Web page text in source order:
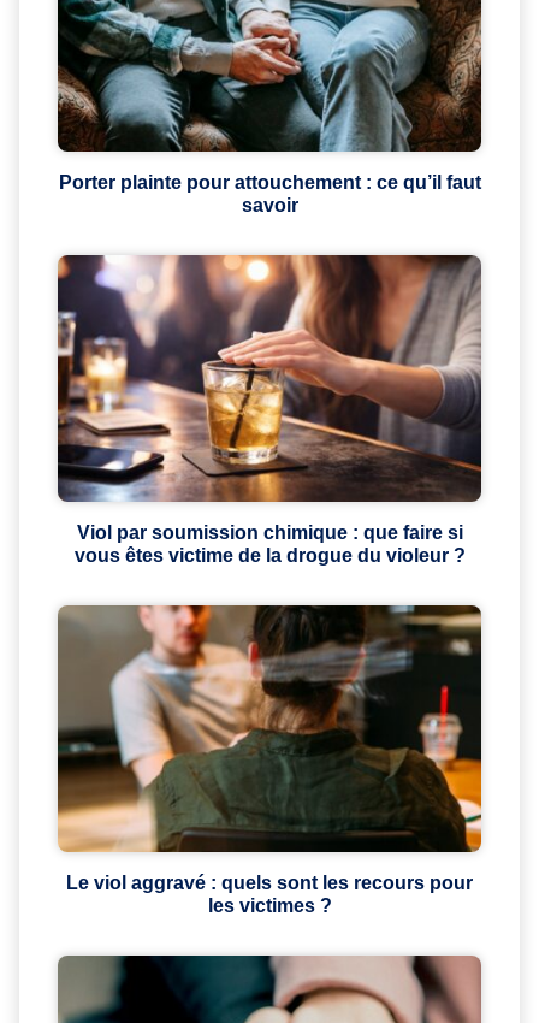
Porter plainte pour attouchement : ce qu’il faut
savoir
Viol par soumission chimique : que faire si
vous êtes victime de la drogue du violeur ?
Le viol aggravé : quels sont les recours pour
les victimes ?